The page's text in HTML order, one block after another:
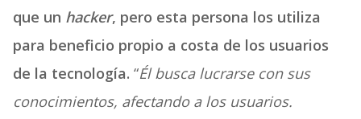
que un hacker, pero esta persona los utiliza
para beneficio propio a costa de los usuarios
de la tecnología. “Él busca lucrarse con sus
conocimientos, afectando a los usuarios.